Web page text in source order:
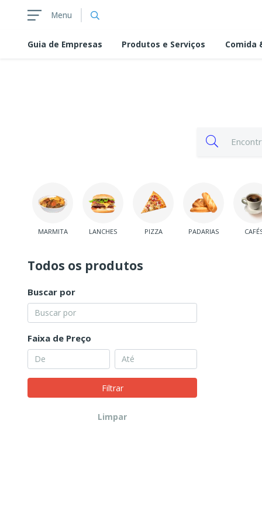
Menu
Guia de Empresas Produtos e Serviços Comida
MARMITA LANCHES PIZZA PADARIAS
Todos os produtos
Buscar por
Faixa de Preço
Filtrar
Limpar